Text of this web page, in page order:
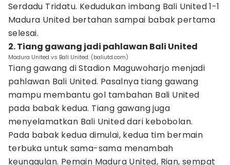
Serdadu Tridatu. Kedudukan imbang Bali United 1-1
Madura United bertahan sampai babak pertama
selesai.
2. Tiang gawang jadi pahlawan Bali United
Madura United vs Bali United. (baliutd.com)
Tiang gawang di Stadion Maguwoharjo menjadi
pahlawan Bali United. Pasalnya tiang gawang
mampu membantu gol tambahan Bali United
pada babak kedua. Tiang gawang juga
menyelamatkan Bali United dari kebobolan.
Pada babak kedua dimulai, kedua tim bermain
terbuka untuk sama-sama menambah
keunggulan. Pemain Madura United, Rian, sempat